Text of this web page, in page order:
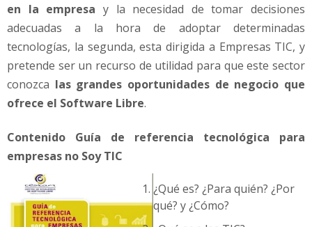
en la empresa y la necesidad de tomar decisiones
adecuadas a la hora de adoptar determinadas
tecnologías, la segunda, esta dirigida a Empresas TIC, y
pretende ser un recurso de utilidad para que este sector
conozca las grandes oportunidades de negocio que
ofrece el Software Libre.
Contenido Guía de referencia tecnológica para
empresas no Soy TIC
¿Qué es? ¿Para quién? ¿Por
qué? y ¿Cómo?